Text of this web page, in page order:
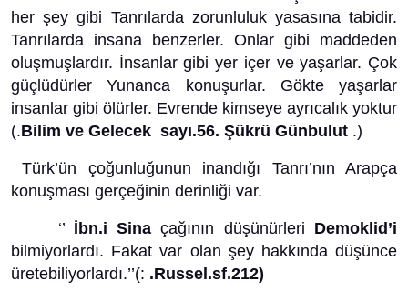
her şey gibi Tanrılarda zorunluluk yasasına tabidir.
Tanrılarda insana benzerler. Onlar gibi maddeden
oluşmuşlardır. İnsanlar gibi yer içer ve yaşarlar. Çok
güçlüdürler Yunanca konuşurlar. Gökte yaşarlar
insanlar gibi ölürler. Evrende kimseye ayrıcalık yoktur
(.Bilim ve Gelecek sayı.56. Şükrü Günbulut .)
Türk’ün çoğunluğunun inandığı Tanrı’nın Arapça
konuşması gerçeğinin derinliği var.
‘’ İbn.i Sina çağının düşünürleri Demoklid’i
bilmiyorlardı. Fakat var olan şey hakkında düşünce
üretebiliyorlardı.’’(: .Russel.sf.212)